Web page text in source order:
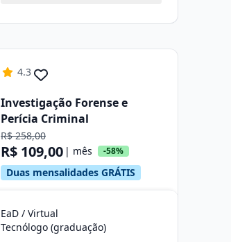
4.3
Investigação Forense e
Perícia Criminal
R$ 258,00
R$ 109,00 | mês -58%
Duas mensalidades GRÁTIS
EaD / Virtual
Tecnólogo (graduação)